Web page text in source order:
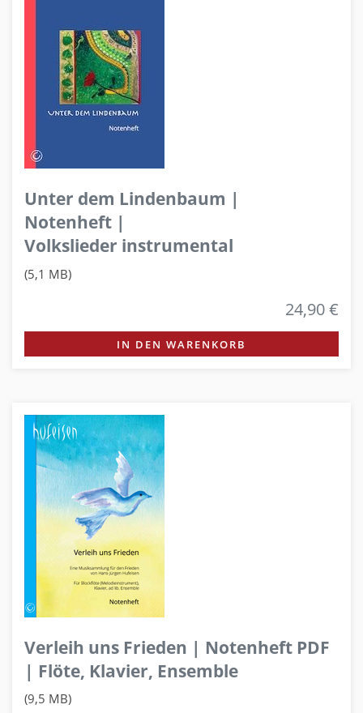
Unter dem Lindenbaum |
Notenheft |
Volkslieder instrumental
(5,1 MB)
24,90 €
IN DEN WARENKORB
Verleih uns Frieden | Notenheft PDF
| Flöte, Klavier, Ensemble
(9,5 MB)